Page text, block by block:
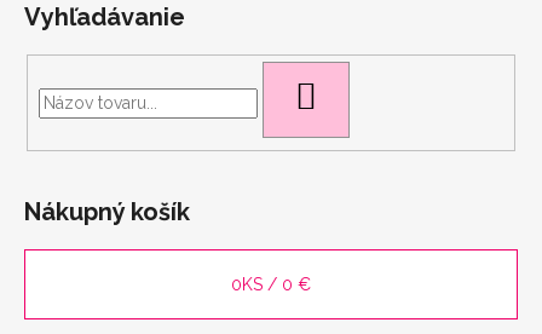
Vyhľadávanie
Nákupný košík
0KS / 0 €